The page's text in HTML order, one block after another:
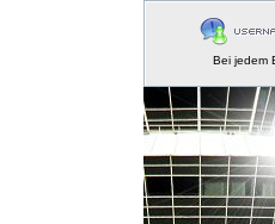
Bei jedem